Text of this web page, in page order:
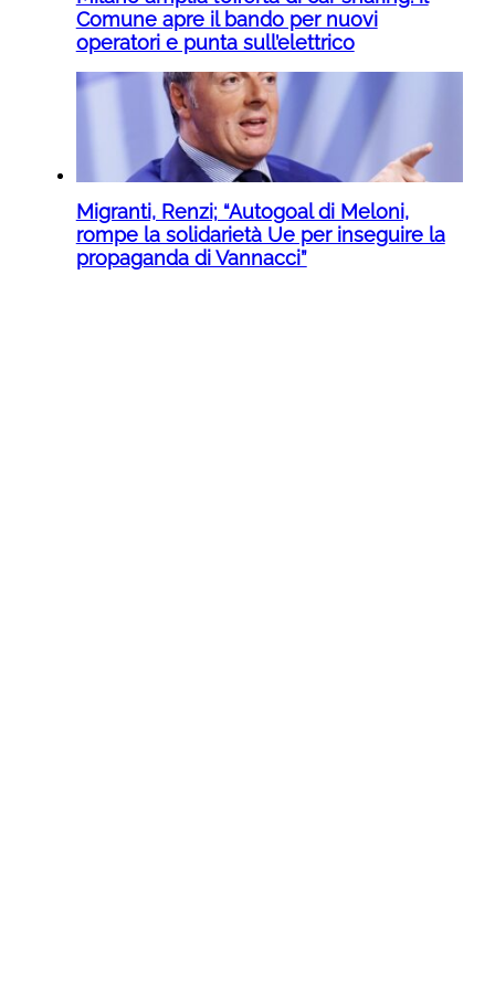
Comune apre il bando per nuovi
operatori e punta sull’elettrico
Migranti, Renzi; “Autogoal di Meloni,
rompe la solidarietà Ue per inseguire la
propaganda di Vannacci”